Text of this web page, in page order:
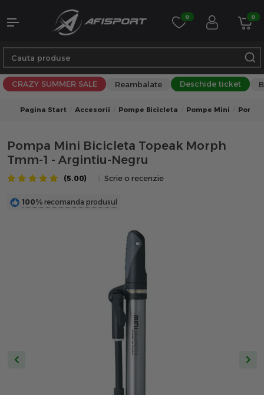
0 0
CRAZY SUMMER SALE Reambalate Deschide ticket
Pagina Start Accesorii Pompe Bicicleta Pompe Mini
Pompa Mini Bicicleta Topeak Morph
Tmm-1 - Argintiu-Negru
(5.00) Scrie o recenzie
100% recomanda produsul